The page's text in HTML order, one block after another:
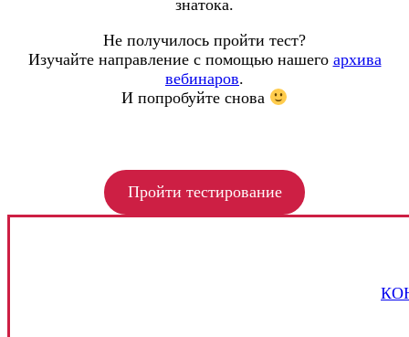
знатока.
Не получилось пройти тест?
Изучайте направление с помощью нашего архива
вебинаров.
И попробуйте снова
Пройти тестирование